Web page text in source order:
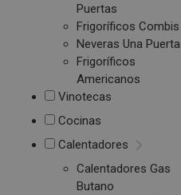
Puertas
Frigoríficos Combis
Neveras Una Puerta
Frigoríficos
Americanos
Vinotecas
Cocinas
Calentadores
Calentadores Gas
Butano